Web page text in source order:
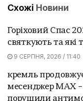
Схожі Новини
Горіховий Спас
святкують та які
9 СЕРПНЯ, 2026 / 11:40
кремль
месенджер MAX
порушили